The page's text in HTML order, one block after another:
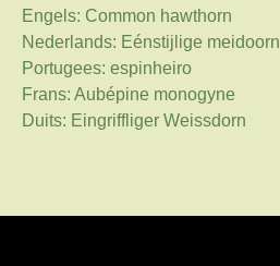
Engels: Common hawthorn
Nederlands: Eénstijlige meidoorn
Portugees: espinheiro
Frans: Aubépine monogyne
Duits: Eingriffliger Weissdorn